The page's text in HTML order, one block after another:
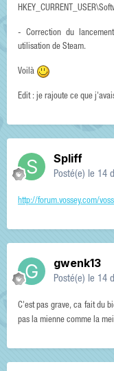
- Correction du
utilisation de Steam.
Voilà
Edit : je rajoute ce que
Spliff
Posté(e) le 14
http://forum.vossey.com/
gwenk13
Posté(e) le 14
C'est pas grave, ca fait du
pas la mienne comme la